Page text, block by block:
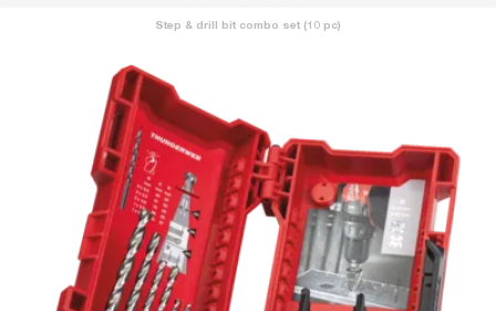
Step & drill bit combo set (10 pc)